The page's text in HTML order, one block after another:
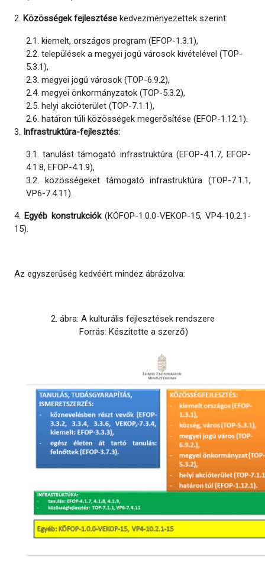
2. Közösségek fejlesztése kedvezményezettek szerint:
2.1. kiemelt, országos program (EFOP-1.3.1),
2.2. települések a megyei jogú városok kivételével (TOP-
5.3.1),
2.3. megyei jogú városok (TOP-6.9.2),
2.4. megyei önkormányzatok (TOP-5.3.2),
2.5. helyi akcióterület (TOP-7.1.1),
2.6. határon túli közösségek megerősítése (EFOP-1.12.1).
3. Infrastruktúra-fejlesztés:
3.1. tanulást támogató infrastruktúra (EFOP-4.1.7, EFOP-
4.1.8, EFOP-4.1.9),
3.2. közösségeket támogató infrastruktúra (TOP-7.1.1,
VP6-7.4.11).
4. Egyéb konstrukciók(KÖFOP-1.0.0-VEKOP-15, VP4-10.2.1-
15).
Az egyszerűség kedvéért mindez ábrázolva:
2. ábra: A kulturális fejlesztések rendszere
Forrás: Készítette a szerző)